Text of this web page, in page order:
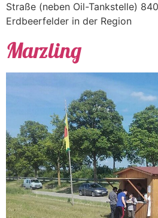
Straße (neben Oil-Tankstelle)
Erdbeerfelder in der Region
Marzling